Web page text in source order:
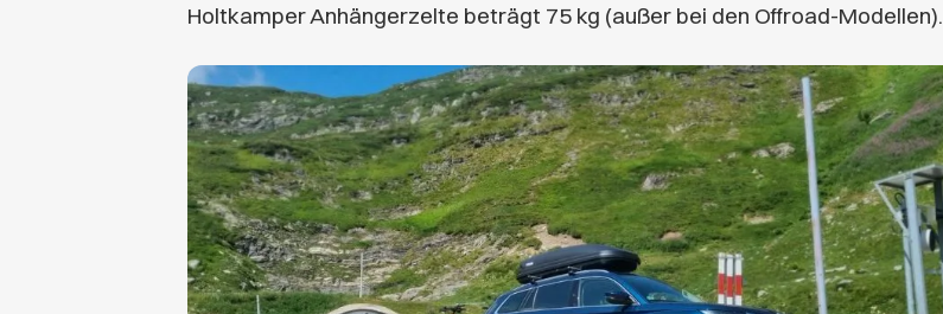
Holtkamper Anhängerzelte beträgt 75 kg (außer bei den Offroad-Modellen).